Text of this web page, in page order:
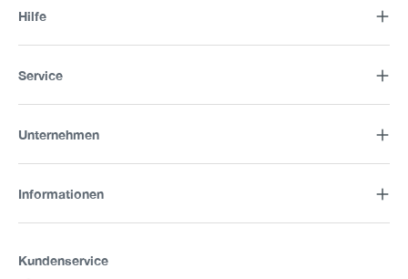
Hilfe
Service
Unternehmen
Informationen
Kundenservice